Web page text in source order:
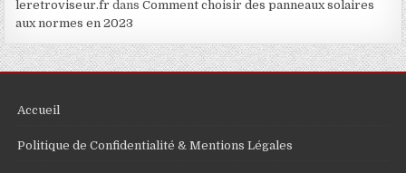
leretroviseur.fr dansComment choisir des panneaux solaires
aux normes en 2023
Accueil
Politique de Confidentialité & Mentions Légales